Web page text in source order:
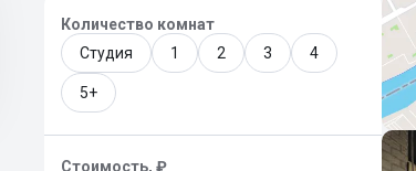
Количество комнат
Студия
1 2 3 4
5+
Стоимость, ₽